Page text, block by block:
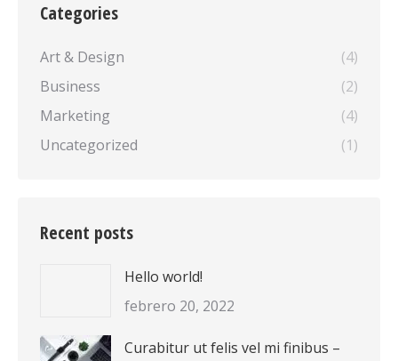
Categories
Art & Design
(4)
Business
(2)
Marketing
(4)
Uncategorized
(1)
Recent posts
Hello world!
febrero 20, 2022
Curabitur ut felis vel mi finibus –